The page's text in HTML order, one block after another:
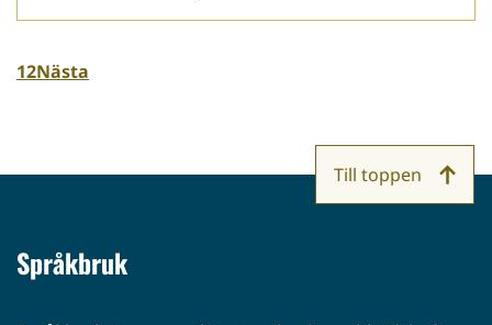
12Nästa
Språkbruk
Till toppen